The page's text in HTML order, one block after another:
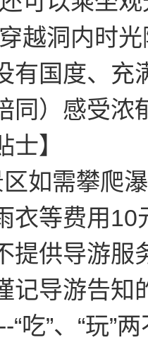
越洞内时光
有国度、
同）感受
士】
如需攀爬
衣等费用 10
提供导游
记导游告知
“吃”、“玩”